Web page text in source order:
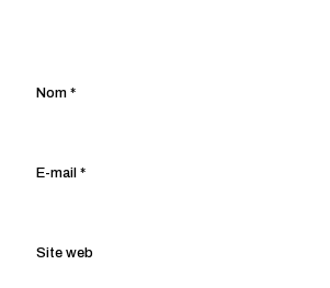
Nom *
E-mail *
Site web